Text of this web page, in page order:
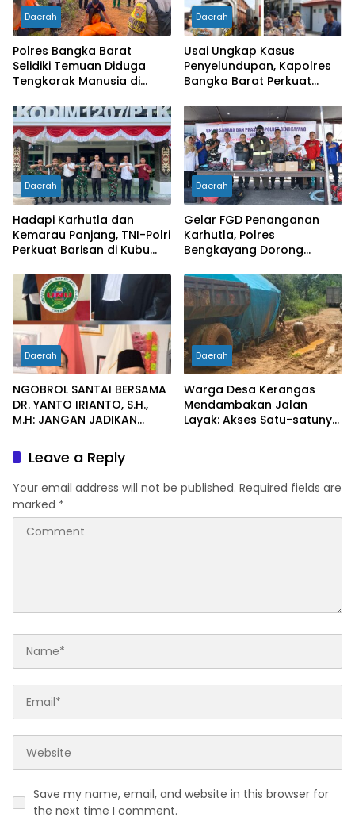
Daerah
Polres Bangka Barat
Selidiki Temuan Diduga
Tengkorak Manusia di
Berspekulasi
Daerah
Usai Ungkap Kasus
Penyelundupan, Kapolres
Bangka Barat Perkuat
Pelabuhan Tanjung Kalian
Daerah
Hadapi Karhutla dan
Kemarau Panjang, TNI-Polri
Perkuat Barisan di Kubu
Daerah
Gelar FGD Penanganan
Karhutla, Polres
Bengkayang Dorong
hingga Desa Tanggap
Bencana
Daerah
NGOBROL SANTAI BERSAMA
DR. YANTO IRIANTO, S.H.,
M.H: JANGAN JADIKAN
SEBAGAI KUNCI PINTU
KELUAR DARI JERATAN
HUKUM PIDANA KORUPSI
Daerah
Warga Desa Kerangas
Mendambakan Jalan
Layak: Akses Satu-satunya
Kesehatan
Leave a Reply
Your email address will not be published. Required fields are
marked *
Save my name, email, and website in this browser for
the next time I comment.